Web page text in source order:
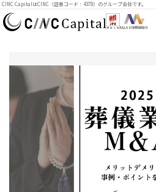
CINC CapitalはCINC（証券コード：4378）のグループ会社です。